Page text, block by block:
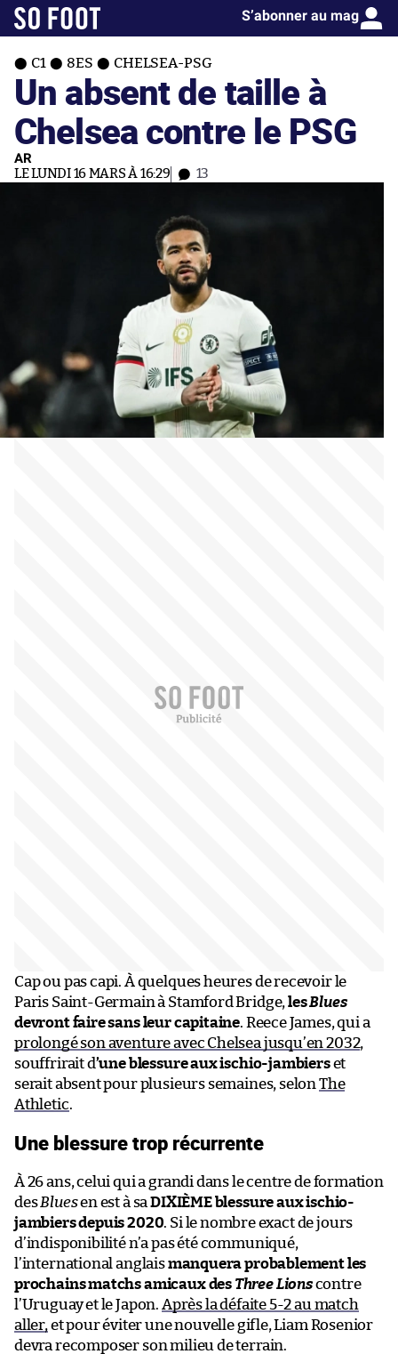
S’abonner au mag
C1 8ES CHELSEA-PSG
Un absent de taille à
Chelsea contre le PSG
AR
LE LUNDI 16 MARS À 16:29 13
Cap ou pas capi. À quelques heures de recevoir le
Paris Saint-Germain à Stamford Bridge, lesBlues
devront faire sans leur capitaine. Reece James, qui a
prolongé son aventure avec Chelsea jusqu’en 2032,
souffrirait d’une blessure aux ischio-jambierset
serait absent pour plusieurs semaines, selon The
Athletic.
Une blessure trop récurrente
À 26 ans, celui qui a grandi dans le centre de formation
desBluesen est à sa DIXIÈME blessure aux ischio-
jambiers depuis 2020. Si le nombre exact de jours
d’indisponibilité n’a pas été communiqué,
l’international anglaismanquera probablement les
prochains matchs amicaux des Three Lionscontre
l’Uruguay et le Japon. Après la défaite 5-2 au match
aller, et pour éviter une nouvelle gifle, Liam Rosenior
devra recomposer son milieu de terrain.